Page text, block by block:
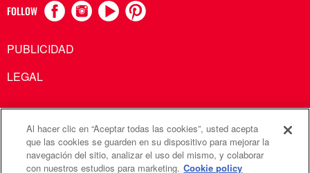
FOLLOW
PUBLICIDAD
LEGAL
Comunicaciones Metodistas Unidas es una agencia de la
Iglesia Metodista Unida
Al hacer clic en “Aceptar todas las cookies”, usted acepta
que las cookies se guarden en su dispositivo para mejorar la
navegación del sitio, analizar el uso del mismo, y colaborar
con nuestros estudios para marketing. Cookie policy